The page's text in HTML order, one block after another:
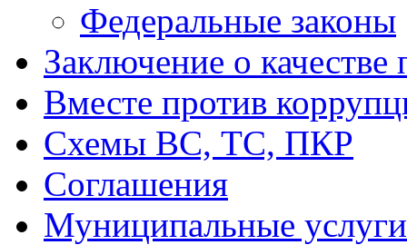
Федеральные законы
Заключение о качестве
Вместе против
Схемы ВС, ТС, ПКР
Соглашения
Муниципальные